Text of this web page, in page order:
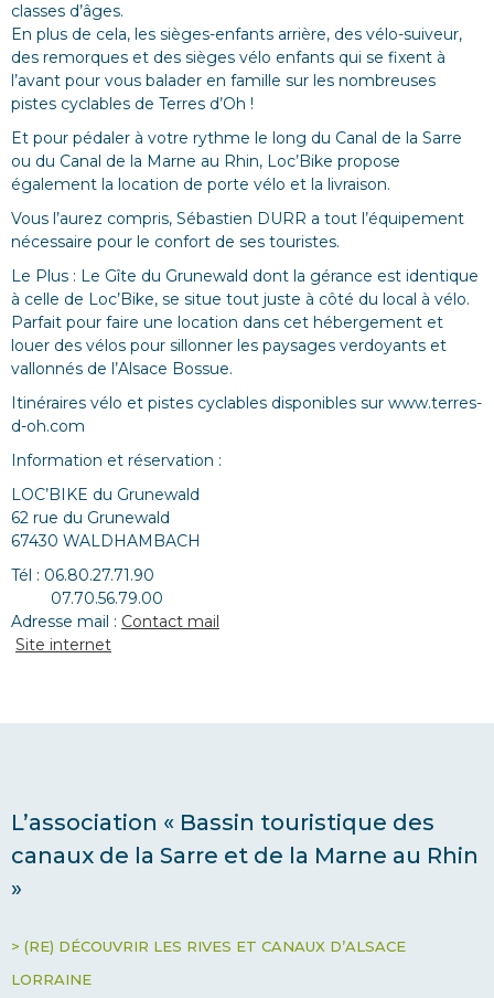
classes d’âges.
En plus de cela, les sièges-enfants arrière, des vélo-suiveur,
des remorques et des sièges vélo enfants qui se fixent à
l’avant pour vous balader en famille sur les nombreuses
pistes cyclables de Terres d’Oh !
Et pour pédaler à votre rythme le long du Canal de la Sarre
ou du Canal de la Marne au Rhin, Loc’Bike propose
également la location de porte vélo et la livraison.
Vous l’aurez compris, Sébastien DURR a tout l’équipement
nécessaire pour le confort de ses touristes.
Le Plus : Le Gîte du Grunewald dont la gérance est identique
à celle de Loc’Bike, se situe tout juste à côté du local à vélo.
Parfait pour faire une location dans cet hébergement et
louer des vélos pour sillonner les paysages verdoyants et
vallonnés de l’Alsace Bossue.
Itinéraires vélo et pistes cyclables disponibles sur www.terres-
d-oh.com
Information et réservation :
LOC’BIKE du Grunewald
62 rue du Grunewald
67430 WALDHAMBACH
Tél : 06.80.27.71.90
07.70.56.79.00
Adresse mail : Contact mail
Site internet
L’association « Bassin touristique des
canaux de la Sarre et de la Marne au Rhin
»
> (RE) DÉCOUVRIR LES RIVES ET CANAUX D’ALSACE
LORRAINE